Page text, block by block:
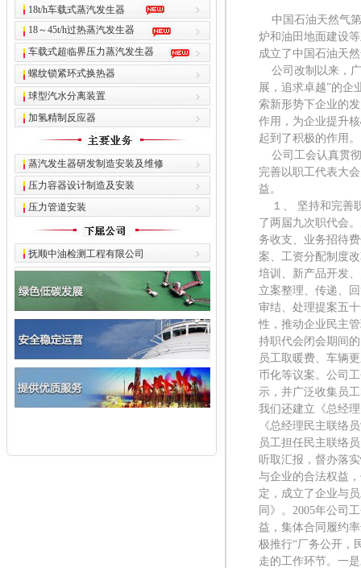
18t/h车载式蒸汽发生器
18～45t/h过热蒸汽发生器
车载式超临界压力蒸汽发生器
螺纹锁紧环式换热器
球型汽水分离装置
加氢精制反应器
蒸汽发生器研发制造安装及维修
压力容器设计制造及安装
压力管道安装
抚顺中油检测工程有限公司
中国石油天然气第
炉和油田地面建设
成立了中国石油天
公司改制以来，广
展，追求卓越”的企
索新形势下企业的
作用，为企业提升
起到了积极的作用
公司工会认真贯彻
完善以职工代表大
益。
１、 坚持和完善
了两届九次职代会
务收支、业务招待
案、工资分配制度
培训、新产品开发
立案整理、传递、
审结、处理提案五
性，推动企业民主
持职代会闭会期间
员工取暖费、车辆
币化等议案。公司
示，并广泛收集员
我们还建立《总经
《总经理民主联络
员工担任民主联络
听取汇报，督办落
与企业的合法权益
定，成立了企业与
同》。2005年公司
益，集体合同履约
极推行“厂务公开，
走的工作环节。一